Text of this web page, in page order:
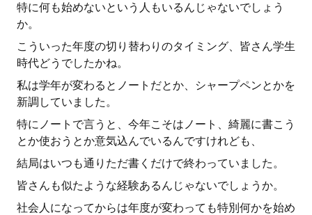
特に何も始めないという人もいるんじゃないでしょう
か。
こういった年度の切り替わりのタイミング、皆さん学生
時代どうでしたかね。
私は学年が変わるとノートだとか、シャープペンとかを
新調していました。
特にノートで言うと、今年こそはノート、綺麗に書こう
とか使おうとか意気込んでいるんですけれども、
結局はいつも通りただ書くだけで終わっていました。
皆さんも似たような経験あるんじゃないでしょうか。
社会人になってからは年度が変わっても特別何かを始め